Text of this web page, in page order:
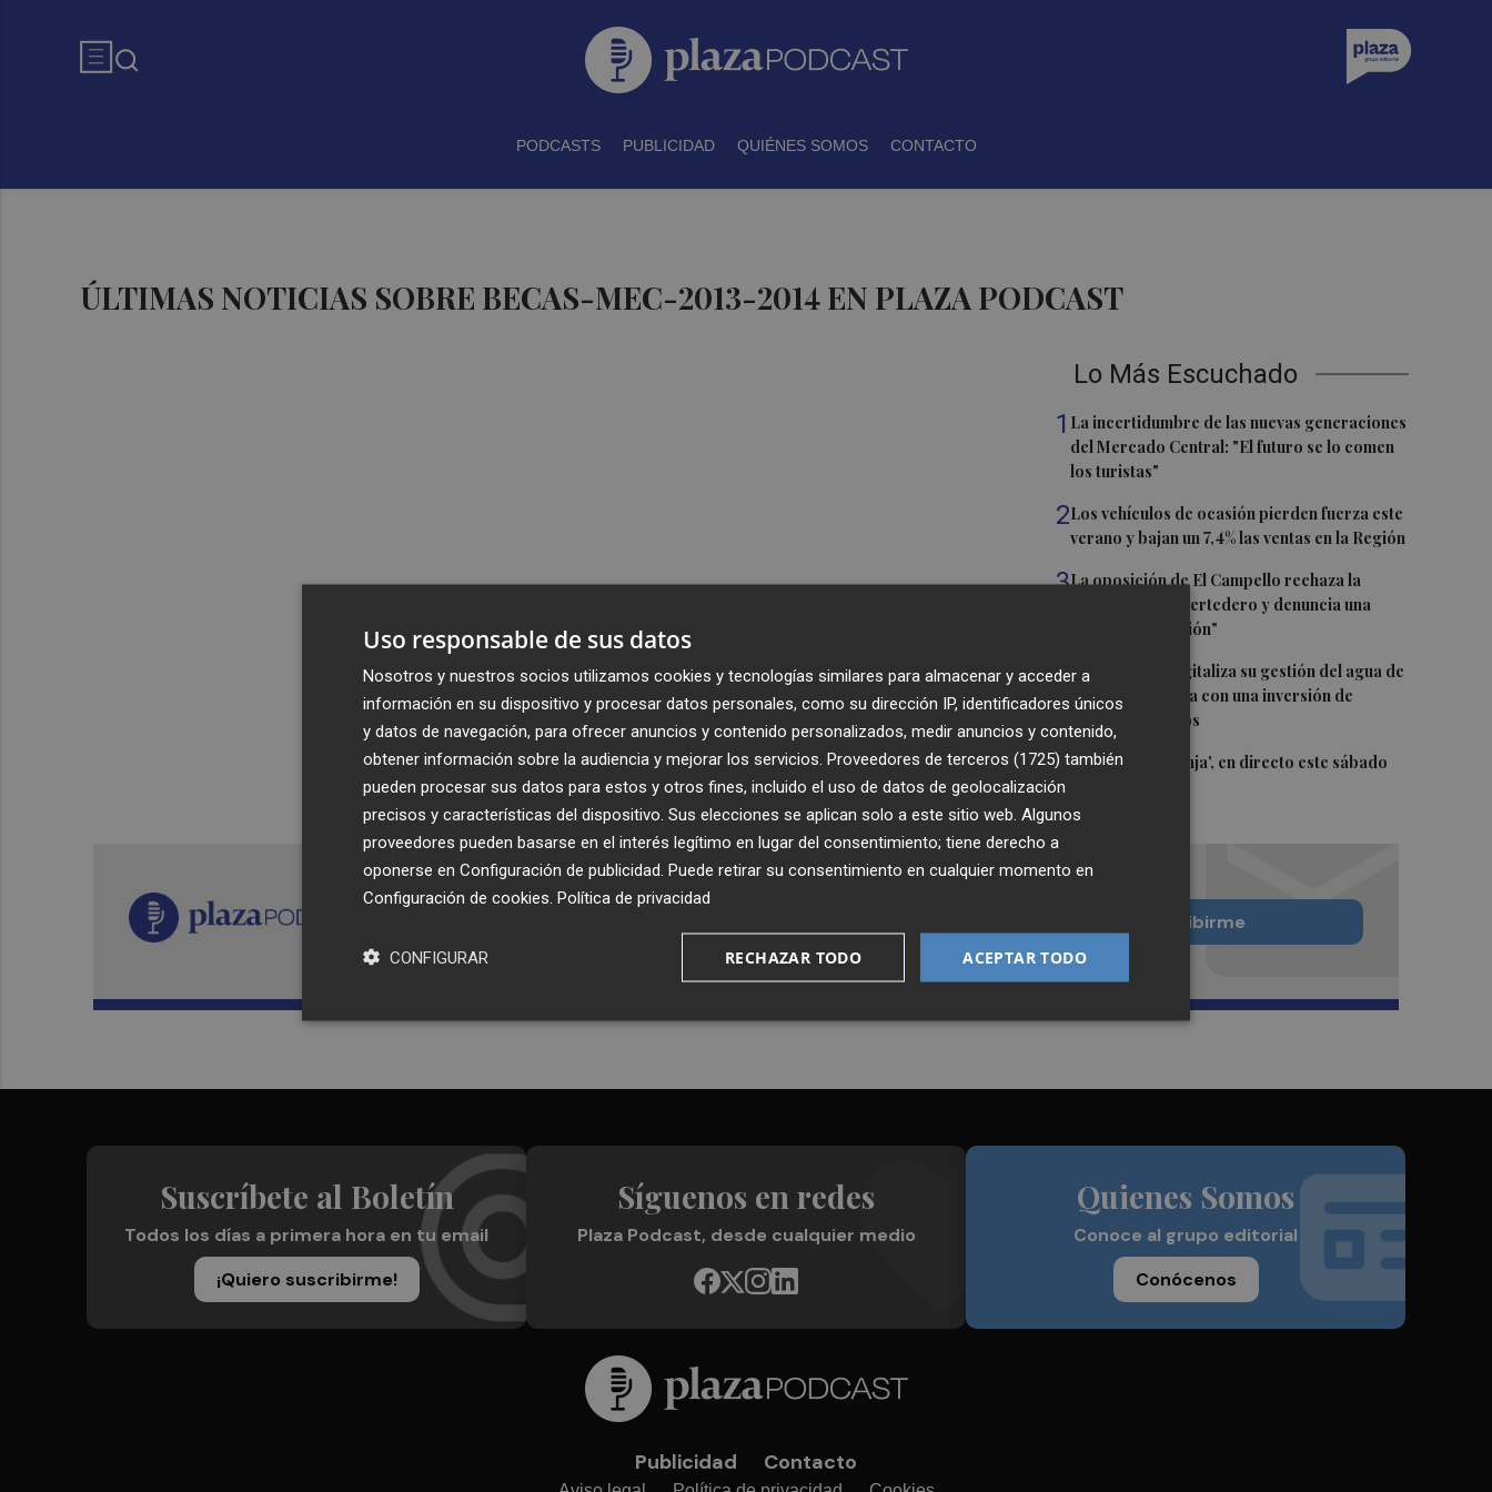
PODCASTS PUBLICIDAD QUIÉNES SOMOS CONTACTO
ÚLTIMAS NOTICIAS SOBRE BECAS-MEC-2013-2014 EN PLAZA PODCAST
Lo Más Escuchado
1 La incertidumbre de las nuevas generaciones
del Mercado Central: "El futuro se lo comen
los turistas"
2Los vehículos de ocasión pierden fuerza este
verano y bajan un 7,4% las ventas en la Región
3La oposición de El Campello rechaza la
ampliación del vertedero y denuncia una
"mala planificación"
4Torreblanca digitaliza su gestión del agua de
la mano de Facsa con una inversión de
287.503,23 euros
5El 'Trofeu Taronja', en directo este sábado
Recibe toda la actualidad de
Plaza Podcast en tu correo
Quiero suscribirme
Suscríbete al Boletín
Todos los días a primera hora en tu email
¡Quiero suscribirme!
Síguenos en redes
Plaza Podcast, desde cualquier medio
Quienes Somos
Conoce al grupo editorial
Conócenos
Publicidad Contacto
Uso responsable de sus datos
Nosotros y nuestros socios utilizamos cookies y tecnologías similares para almacenar y acceder a
información en su dispositivo y procesar datos personales, como su dirección IP, identificadores únicos
y datos de navegación, para ofrecer anuncios y contenido personalizados, medir anuncios y contenido,
obtener información sobre la audiencia y mejorar los servicios. Proveedores de terceros (1725) también
pueden procesar sus datos para estos y otros fines, incluido el uso de datos de geolocalización
precisos y características del dispositivo. Sus elecciones se aplican solo a este sitio web. Algunos
proveedores pueden basarse en el interés legítimo en lugar del consentimiento; tiene derecho a
oponerse en Configuración de publicidad . Puede retirar su consentimiento en cualquier momento en
Configuración de cookies Política de privacidad
ACEPTAR TODO
RECHAZAR TODO
CONFIGURAR